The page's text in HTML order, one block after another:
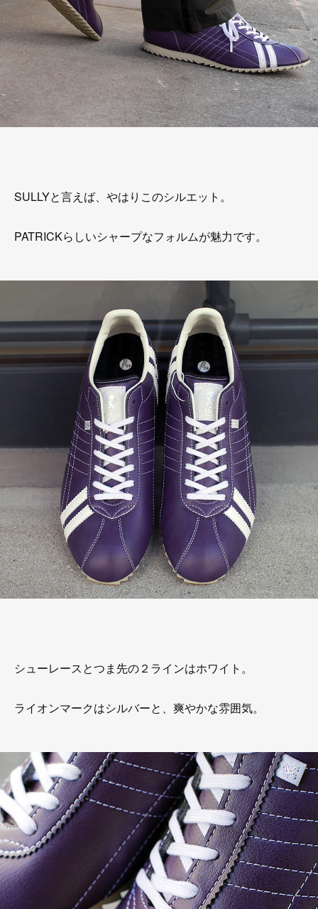
SULLYと言えば、やはりこのシルエット。
PATRICKらしいシャープなフォルムが魅力です。
シューレースとつま先の２ラインはホワイト。
ライオンマークはシルバーと、爽やかな雰囲気。